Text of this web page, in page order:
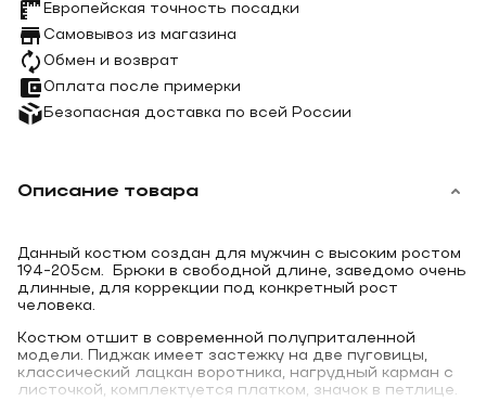
Европейская точность посадки
Самовывоз из магазина
Обмен и возврат
Оплата после примерки
Безопасная доставка по всей России
Описание товара
Данный костюм создан для мужчин с высоким ростом
194-205см. Брюки в свободной длине, заведомо очень
длинные, для коррекции под конкретный рост
человека.
Костюм отшит в современной полуприталенной
модели. Пиджак имеет застежку на две пуговицы,
классический лацкан воротника, нагрудный карман с
листочкой, комплектуется платком, значок в петлице.